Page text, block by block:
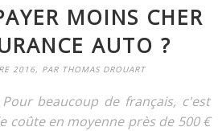
MOINS CHER
AUTO ?
2016, PAR THOMAS DROUART
beaucoup de français, c'est
coûte en moyenne près de 500 €